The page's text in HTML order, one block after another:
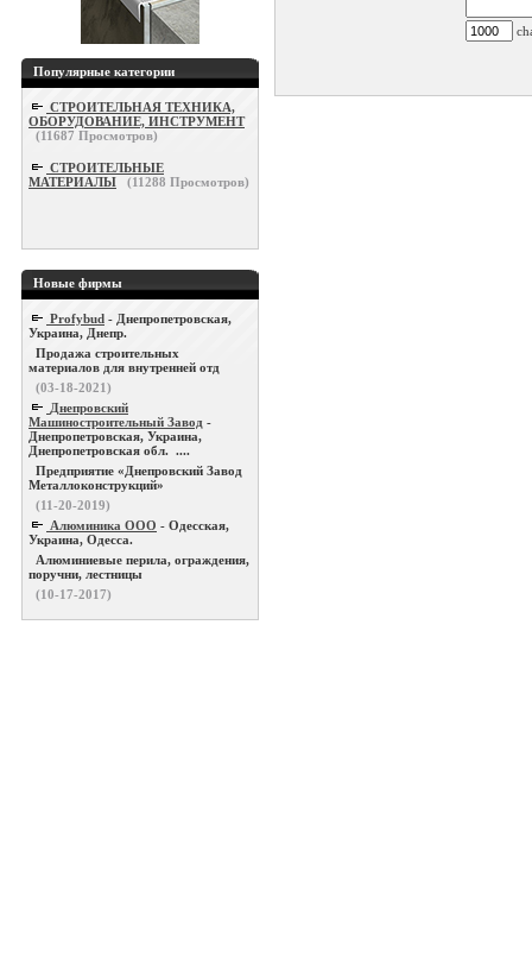
Популярные категории
СТРОИТЕЛЬНАЯ ТЕХНИКА,
ОБОРУДОВАНИЕ, ИНСТРУМЕНТ
(11687 Просмотров)
СТРОИТЕЛЬНЫЕ
МАТЕРИАЛЫ
(11288 Просмотров)
Новые фирмы
Profybud - Днепропетровская,
Украина, Днепр.
Продажа строительных
материалов для внутренней отд
(03-18-2021)
Днепровский
Машиностроительный Завод -
Днепропетровская, Украина,
Днепропетровская обл. ....
Предприятие «Днепровский Завод
Металлоконструкций»
(11-20-2019)
Алюминика ООО - Одесская,
Украина, Одесса.
Алюминиевые перила, ограждения,
поручни, лестницы
(10-17-2017)